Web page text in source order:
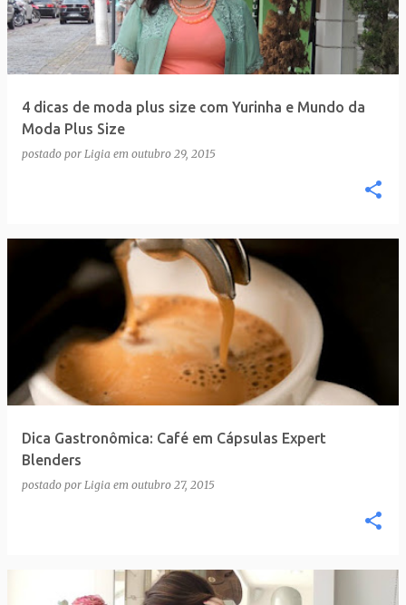
t
a
g
4 dicas de moda plus size com Yurinha e Mundo da
Moda Plus Size
postado por Ligia em outubro 29, 2015
Dica Gastronômica: Café em Cápsulas Expert
Blenders
postado por Ligia em outubro 27, 2015